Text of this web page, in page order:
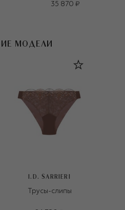
35 870 ₽
МОДЕЛИ
I.D. SARRIERI
Трусы-слипы